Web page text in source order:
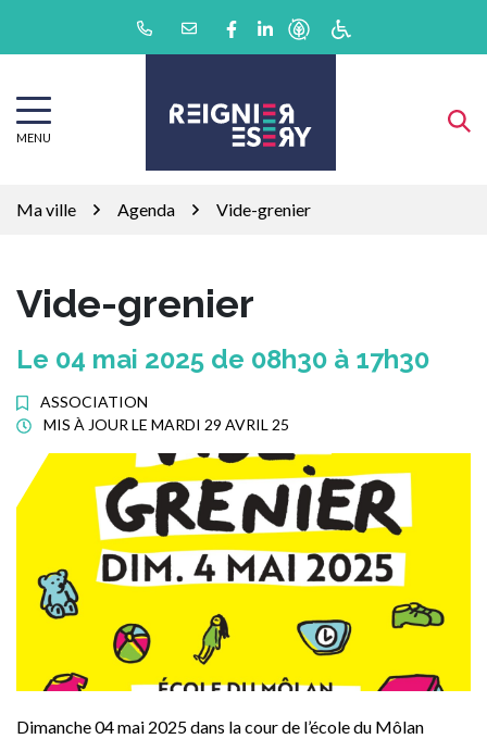
Lien vers le compte Facebook
Lien vers le compte Linkedin
MENU
Ma ville Agenda Vide-grenier
Vide-grenier
Le 04 mai 2025 de 08h30 à 17h30
ASSOCIATION
MIS À JOUR LE MARDI 29 AVRIL 25
Dimanche 04 mai 2025 dans la cour de l’école du Môlan